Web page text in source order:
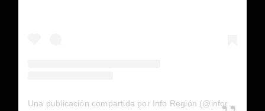
Una publicación compartida por Info Región (@inforegion_redes)